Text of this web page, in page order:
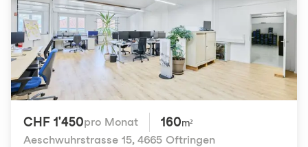
CHF 1'450pro Monat 160m²
Aeschwuhrstrasse 15, 4665 Oftringen